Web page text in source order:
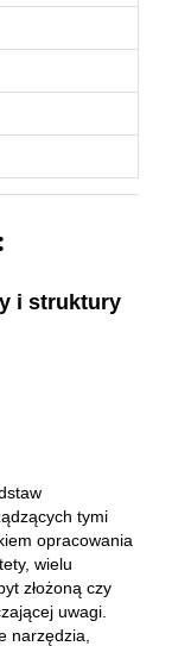
i struktury
tymi
opracowania
wielu
złożoną czy
uwagi.
narzędzia,